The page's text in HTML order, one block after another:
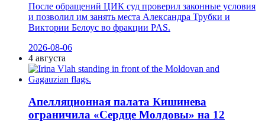
После обращений ЦИК суд проверил законные условия
и позволил им занять места Александра Трубки и
Виктории Белоус во фракции PAS.
2026-08-06
4 августа
Апелляционная палата Кишинева
ограничила «Сердце Молдовы» на 12